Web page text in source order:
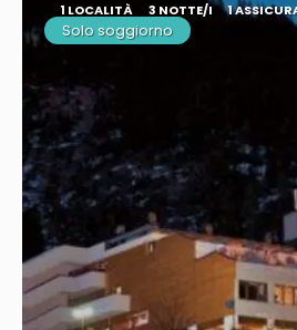
1 LOCALITÀ 3 NOTTE/I 1
Solo soggiorno